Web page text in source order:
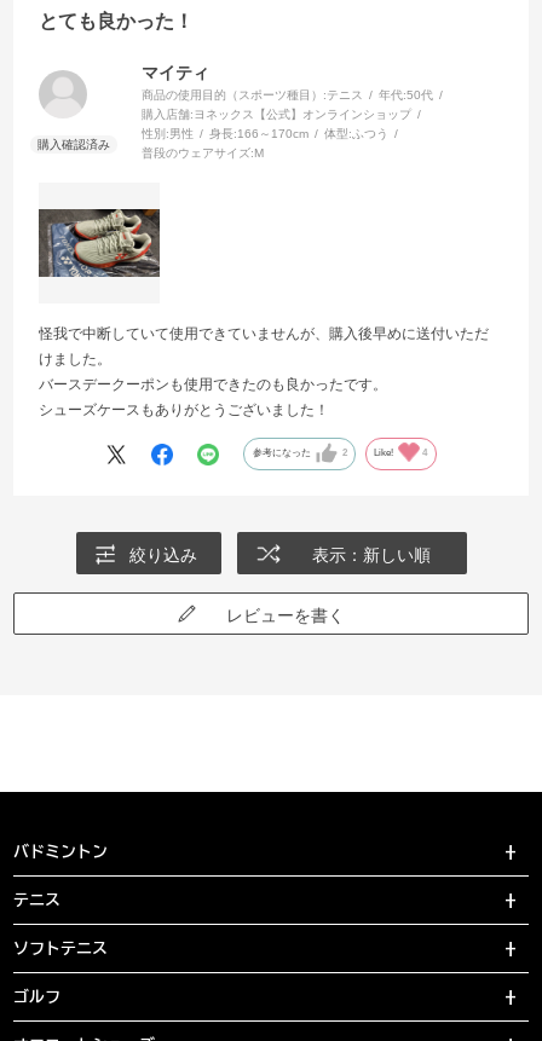
とても良かった！
マイティ
商品の使用目的（スポーツ種目）:テニス 年代:50代
購入店舗: ヨネックス【公式】オンラインショップ
性別:男性 身長:166～170cm 体型: ふつう
普段のウェアサイズ:M
怪我で中断していて使用できていませんが、購入後早めに送付いただ
けました。
バースデークーポンも使用できたのも良かったです。
シューズケースもありがとうございました！
参考になった 2 Like! 4
絞り込み 表示：新しい順
レビューを書く
バドミントン
テニス
ソフトテニス
ゴルフ